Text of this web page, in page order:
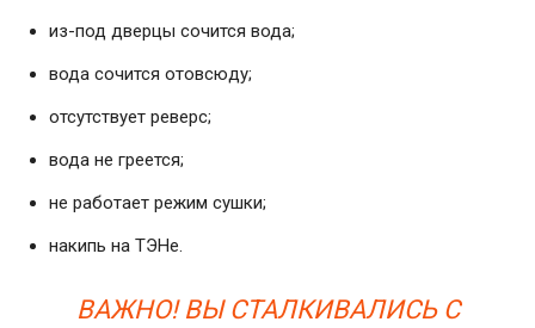
из-под дверцы сочится вода;
вода сочится отовсюду;
отсутствует реверс;
вода не греется;
не работает режим сушки;
накипь на ТЭНе.
ВАЖНО! ВЫ СТАЛКИВАЛИСЬ С